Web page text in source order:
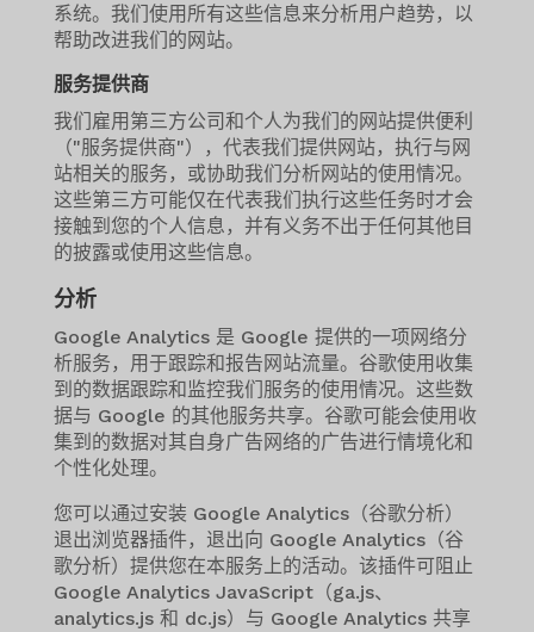
系统。我们使用所有这些信息来分析用户趋势，以
帮助改进我们的网站。
服务提供商
我们雇用第三方公司和个人为我们的网站提供便利
（"服务提供商"），代表我们提供网站，执行与网
站相关的服务，或协助我们分析网站的使用情况。
这些第三方可能仅在代表我们执行这些任务时才会
接触到您的个人信息，并有义务不出于任何其他目
的披露或使用这些信息。
分析
Google Analytics 是 Google 提供的一项网络分
析服务，用于跟踪和报告网站流量。谷歌使用收集
到的数据跟踪和监控我们服务的使用情况。这些数
据与 Google 的其他服务共享。谷歌可能会使用收
集到的数据对其自身广告网络的广告进行情境化和
个性化处理。
您可以通过安装 Google Analytics（谷歌分析）
退出浏览器插件，退出向 Google Analytics（谷
歌分析）提供您在本服务上的活动。该插件可阻止
Google Analytics JavaScript（ga.js、
analytics.js 和 dc.js）与 Google Analytics 共享